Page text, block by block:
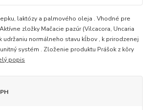
laktózy a palmového oleja . Vhodné pre
zložky Mačacie pazúr (Vilcacora, Uncaria
normálneho stavu kĺbov , k prirodzenej
systém . Zloženie produktu Prášok z kôry
popis